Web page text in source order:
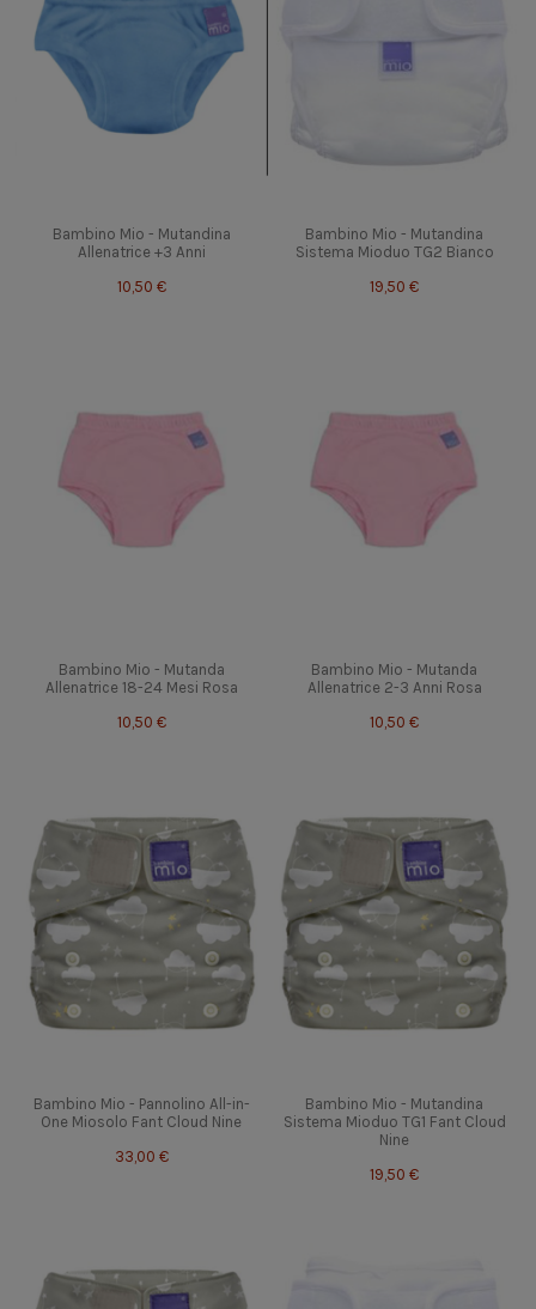
Bambino Mio - Mutandina
Allenatrice +3 Anni
10,50 €
Bambino Mio - Mutandina
Sistema Mioduo TG2 Bianco
19,50 €
Bambino Mio - Mutanda
Allenatrice 18-24 Mesi Rosa
10,50 €
Bambino Mio - Mutanda
Allenatrice 2-3 Anni Rosa
10,50 €
Bambino Mio - Pannolino All-in-
One Miosolo Fant Cloud Nine
33,00 €
Bambino Mio - Mutandina
Sistema Mioduo TG1 Fant Cloud
Nine
19,50 €